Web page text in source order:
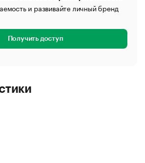
и развивайте личный бренд
Получить доступ